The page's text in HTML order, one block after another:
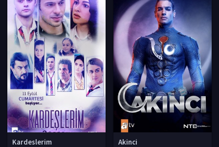
Kardeslerim Akinci